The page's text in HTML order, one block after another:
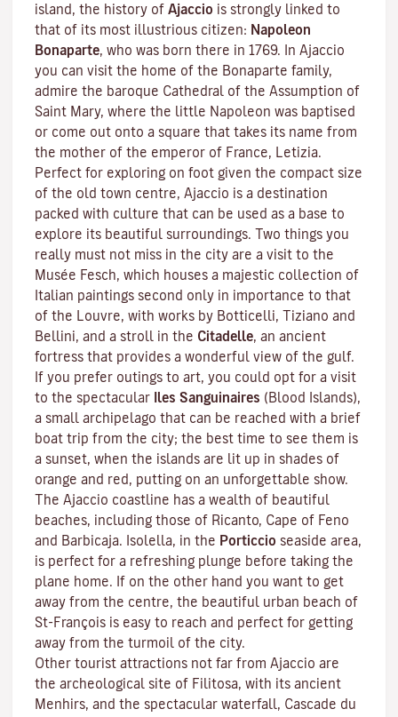
island, the history of Ajaccio is strongly linked to
that of its most illustrious citizen: Napoleon
Bonaparte, who was born there in 1769. In Ajaccio
you can visit the home of the Bonaparte family,
admire the baroque Cathedral of the Assumption of
Saint Mary, where the little Napoleon was baptised
or come out onto a square that takes its name from
the mother of the emperor of France, Letizia.
Perfect for exploring on foot given the compact size
of the old town centre, Ajaccio is a destination
packed with culture that can be used as a base to
explore its beautiful surroundings. Two things you
really must not miss in the city are a visit to the
Musée Fesch, which houses a majestic collection of
Italian paintings second only in importance to that
of the Louvre, with works by Botticelli, Tiziano and
Bellini, and a stroll in the Citadelle, an ancient
fortress that provides a wonderful view of the gulf.
If you prefer outings to art, you could opt for a visit
to the spectacular Iles Sanguinaires (Blood Islands),
a small archipelago that can be reached with a brief
boat trip from the city; the best time to see them is
a sunset, when the islands are lit up in shades of
orange and red, putting on an unforgettable show.
The Ajaccio coastline has a wealth of beautiful
beaches, including those of Ricanto, Cape of Feno
and Barbicaja.
Isolella, in the Porticcio seaside area,
is perfect for a refreshing plunge before taking the
plane home. If on the other hand you want to get
away from the centre, the beautiful urban beach of
St-François is easy to reach and perfect for getting
away from the turmoil of the city.
Other tourist attractions not far from Ajaccio are
the archeological site of Filitosa, with its ancient
Menhirs, and the spectacular waterfall, Cascade du